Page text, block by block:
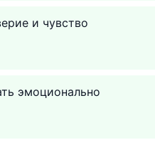
и чувство
эмоционально